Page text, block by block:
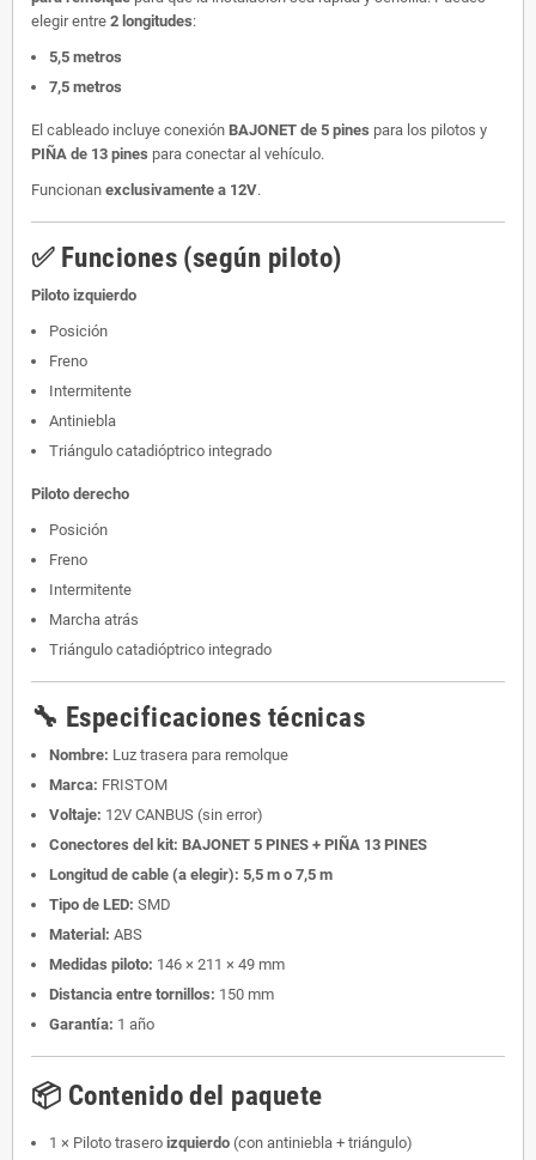
elegir entre 2 longitudes:
5,5 metros
7,5 metros
El cableado incluye conexión BAJONET de 5 pines para los pilotos y
PIÑA de 13 pines para conectar al vehículo.
Funcionan exclusivamente a 12V.
✅ Funciones (según piloto)
Piloto izquierdo
Posición
Freno
Intermitente
Antiniebla
Triángulo catadióptrico integrado
Piloto derecho
Posición
Freno
Intermitente
Marcha atrás
Triángulo catadióptrico integrado
🔧 Especificaciones técnicas
Nombre: Luz trasera para remolque
Marca: FRISTOM
Voltaje: 12V CANBUS (sin error)
Conectores del kit: BAJONET 5 PINES + PIÑA 13 PINES
Longitud de cable (a elegir): 5,5 m o 7,5 m
Tipo de LED: SMD
Material: ABS
Medidas piloto: 146 × 211 × 49 mm
Distancia entre tornillos: 150 mm
Garantía: 1 año
📦 Contenido del paquete
1 × Piloto trasero izquierdo (con antiniebla + triángulo)